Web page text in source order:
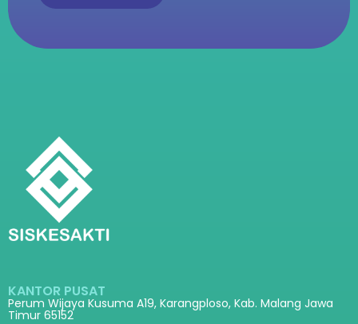
KANTOR PUSAT
Perum Wijaya Kusuma A19, Karangploso, Kab. Malang Jawa
Timur 65152